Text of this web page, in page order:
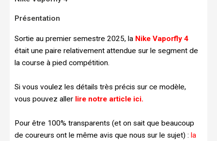
Présentation
Sortie au premier semestre 2025, la Nike Vaporfly 4
était une paire relativement attendue sur le segment de
la course à pied compétition.
Si vous voulez les détails très précis sur ce modèle,
vous pouvez aller lire notre article ici.
Pour être 100% transparents (et on sait que beaucoup
de coureurs ont le même avis que nous sur le sujet) : la